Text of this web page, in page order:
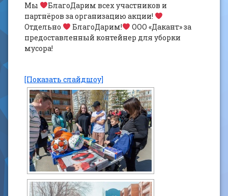
Мы
БлагоДарим всех участников и
партнёров за организацию акции!
Отдельно
БлагоДарим!
ООО «Дакант» за
предоставленный контейнер для уборки
мусора!
[Показать слайдшоу]